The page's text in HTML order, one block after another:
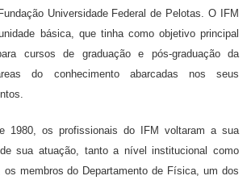
Universidade Federal de Pelotas. O IFM
básica, que tinha como objetivo principal
cursos de graduação e pós-graduação da
do conhecimento abarcadas nos seus
1980, os profissionais do IFM voltaram a sua
sua atuação, tanto a nível institucional como
os membros do Departamento de Física, um dos